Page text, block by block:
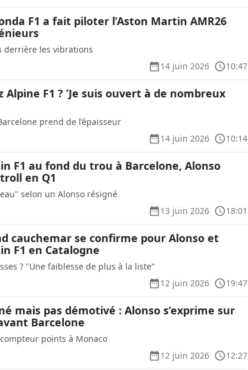
F1 a fait piloter l’Aston Martin AMR26
derrière les vibrations
14 juin 2026
10:47
Alpine F1 ? ’Je suis ouvert à de nombreux
prend de l’épaisseur
14 juin 2026
10:14
F1 au fond du trou à Barcelone, Alonso
en Q1
selon un Alonso résigné
13 juin 2026
18:01
cauchemar se confirme pour Alonso et
F1 en Catalogne
? "Une faiblesse de plus à la liste"
12 juin 2026
19:47
mais pas démotivé : Alonso s’exprime sur
Barcelone
points à Monaco
12 juin 2026
12:27